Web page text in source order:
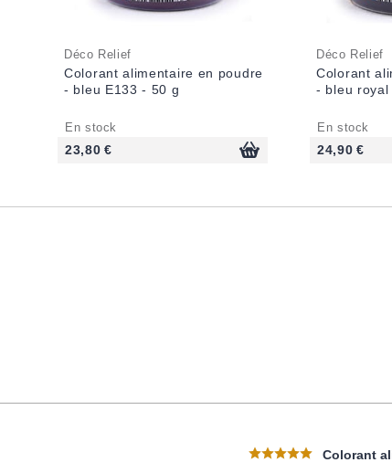
Déco Relief
Colorant alimentaire en poudre
- bleu E133 - 50 g
En stock
23,80 €
Déco Relief
Colorant
- bleu royal
En stock
24,90 €
Colorant